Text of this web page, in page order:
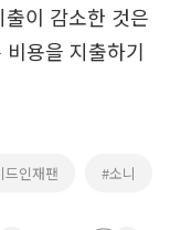
이 감소한 것은
용을 지출하기
드인재팬 #소니